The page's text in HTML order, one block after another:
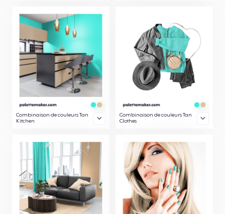
Combinaison de couleurs Tan
Kitchen
Combinaison de couleurs Tan
Clothes